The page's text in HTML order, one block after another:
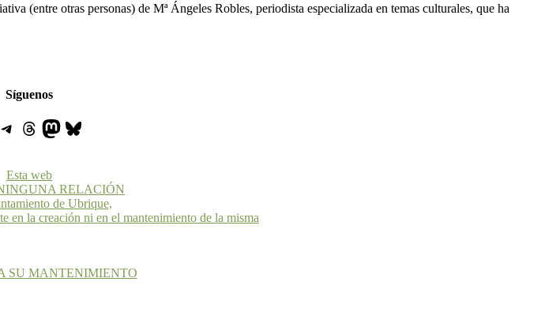
(entre otras personas) de Mª Ángeles Robles, periodista especializada en temas culturales, que ha
Síguenos
Esta web
RELACIÓN
de Ubrique,
en la creación ni en el mantenimiento de la misma
SU MANTENIMIENTO